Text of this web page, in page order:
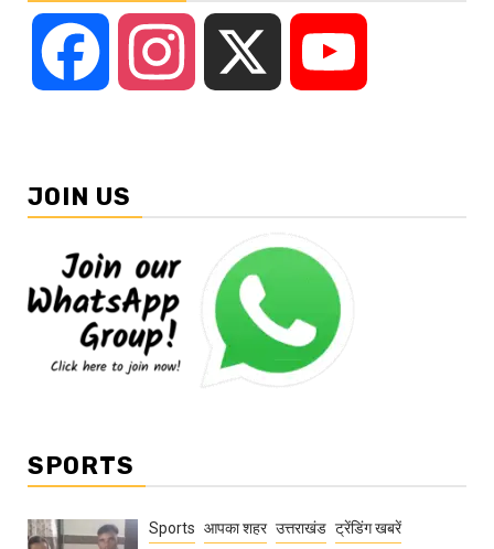
Facebook Instagram
JOIN US
SPORTS
Sports आपका शहर उत्तराखंड ट्रेंडिंग खबरें